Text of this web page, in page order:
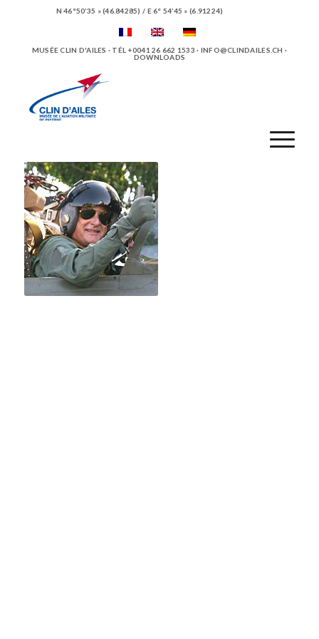
N 46°50’35 » (46.84285) / E 6° 54’45 » (6.91224)
MUSÉE CLIN D'AILES · TÉL +0041 26 662 1533 · INFO@CLINDAILES.CH ·
DOWNLOADS